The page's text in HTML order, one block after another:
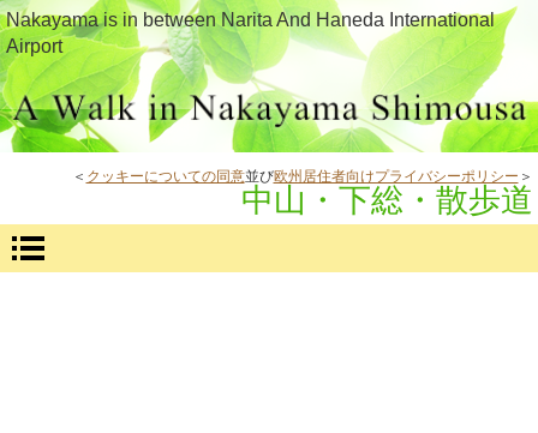
Nakayama is in between Narita And Haneda International
Airport
＜ クッキーについての同意並び欧州居住者向けプライバシーポリシー ＞
中山・下総・散歩道